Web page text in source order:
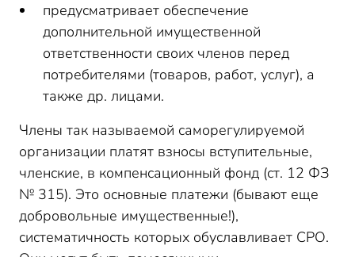
предусматривает обеспечение
дополнительной имущественной
ответственности своих членов перед
потребителями (товаров, работ, услуг), а
также др. лицами.
Члены так называемой саморегулируемой
организации платят взносы вступительные,
членские, в компенсационный фонд (ст. 12 ФЗ
№ 315). Это основные платежи (бывают еще
добровольные имущественные!),
систематичность которых обуславливает СРО.